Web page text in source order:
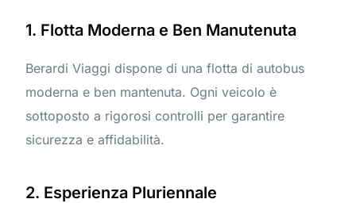
1. Flotta Moderna e Ben Manutenuta
Berardi Viaggi dispone di una flotta di autobus
moderna e ben mantenuta. Ogni veicolo è
sottoposto a rigorosi controlli per garantire
sicurezza e affidabilità.
2. Esperienza Pluriennale